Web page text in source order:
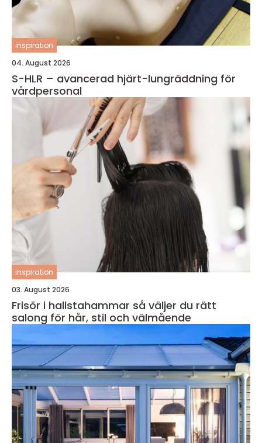
inspiration
04. August 2026
S-HLR – avancerad hjärt-lungräddning för
vårdpersonal
inspiration
03. August 2026
Frisör i hallstahammar så väljer du rätt
salong för hår, stil och välmående